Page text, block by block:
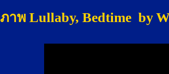
ภาพ Lullaby, Bedtime by